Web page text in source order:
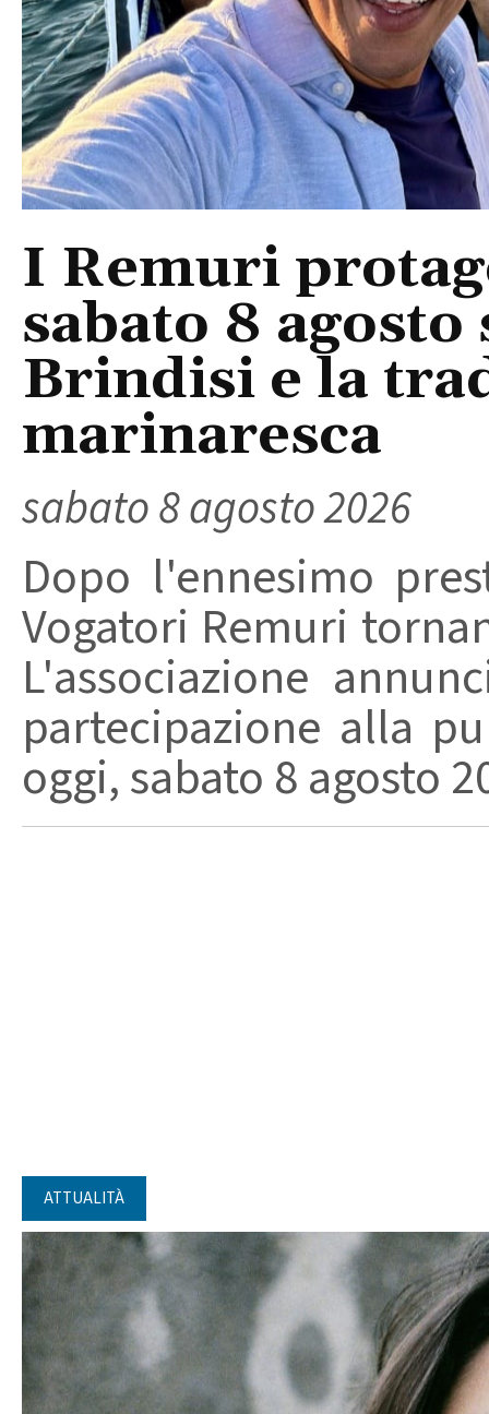
I Remuri
sabato 8
Brindisi e la
marinaresca
sabato 8 agosto 2026
Dopo l'ennesimo
Vogatori Remuri
L'associazione
partecipazione alla
oggi, sabato 8 agosto
ATTUALITÀ